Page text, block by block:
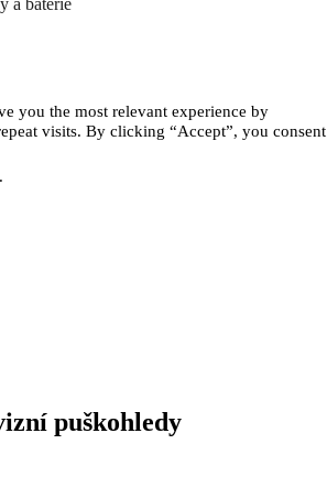
a baterie
you the most relevant experience by
visits. By clicking “Accept”, you consent
.
puškohledy